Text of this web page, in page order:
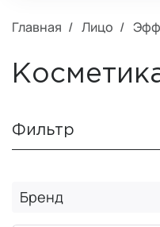
Главная Лицо
Фильтр
Бренд